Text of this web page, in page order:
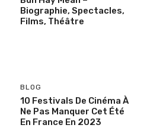
Biographie, Spectacles,
Films, Théâtre
BLOG
10 Festivals De Cinéma À
Ne Pas Manquer Cet Été
En France En 2023